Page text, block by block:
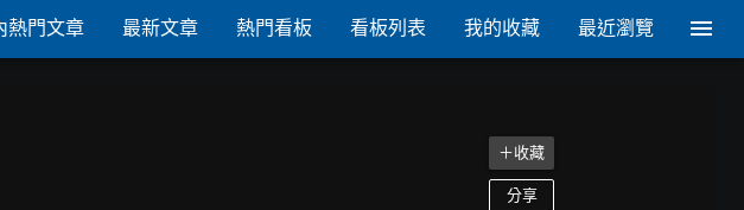
熱門文章 最新文章 熱門看板 看板列表 我的收藏 最近瀏覽
＋收藏
分享